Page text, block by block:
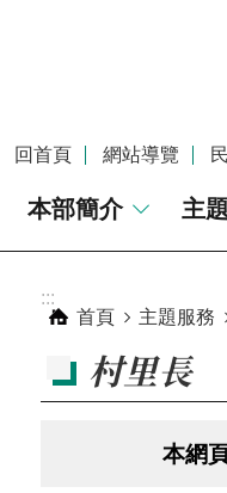
回首頁 網站導覽
本部簡介 主
:::
首頁
主題服務
村里長
本網